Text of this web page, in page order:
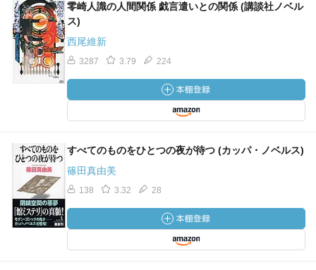
零崎人識の人間関係 戯言遣いとの関係 (講談社ノベル
ス)
西尾維新
3287 3.79 224
すべてのものをひとつの夜が待つ (カッパ・ノベルス)
篠田真由美
138 3.32 28